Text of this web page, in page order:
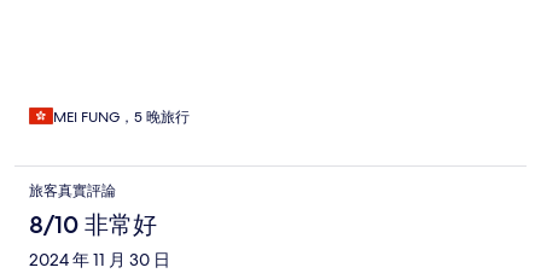
MEI FUNG，5 晚旅行
旅客真實評論
8/10 非常好
2024 年 11 月 30 日